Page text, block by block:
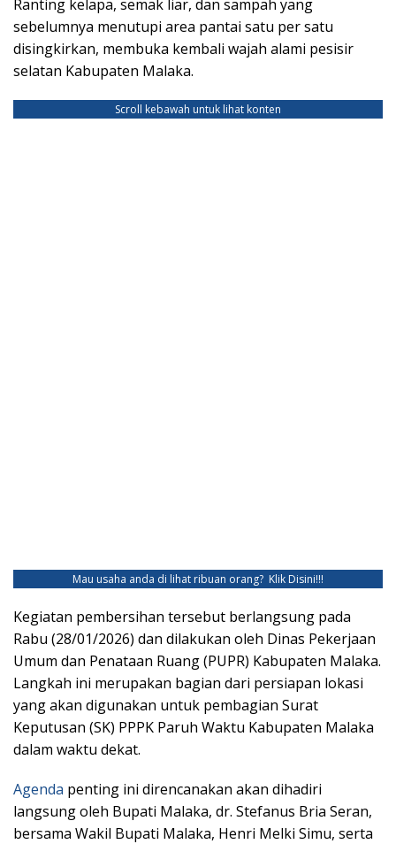
Ranting kelapa, semak liar, dan sampah yang
sebelumnya menutupi area pantai satu per satu
disingkirkan, membuka kembali wajah alami pesisir
selatan Kabupaten Malaka.
Scroll kebawah untuk lihat konten
Mau usaha anda di lihat ribuan orang? Klik Disini!!!
Kegiatan pembersihan tersebut berlangsung pada
Rabu (28/01/2026) dan dilakukan oleh Dinas Pekerjaan
Umum dan Penataan Ruang (PUPR) Kabupaten Malaka.
Langkah ini merupakan bagian dari persiapan lokasi
yang akan digunakan untuk pembagian Surat
Keputusan (SK) PPPK Paruh Waktu Kabupaten Malaka
dalam waktu dekat.
Agenda penting ini direncanakan akan dihadiri
langsung oleh Bupati Malaka, dr. Stefanus Bria Seran,
bersama Wakil Bupati Malaka, Henri Melki Simu, serta